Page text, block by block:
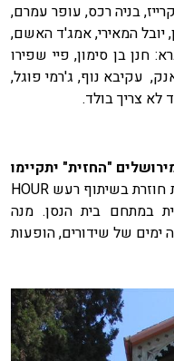
בניה רכס, עופר עמרם,
יובל המאירי, אמג'ד האשם,
חנן בן סימון, פיי שפירו
עקיבא נוף, ג'רמי פוגל,
לא צריך בולד.
"החזית" יתקיימו
החזית חוזרת בשיתוף רעש HOUR
במתחם בית הנסן. מנה
ימים של שידורים, הופעות